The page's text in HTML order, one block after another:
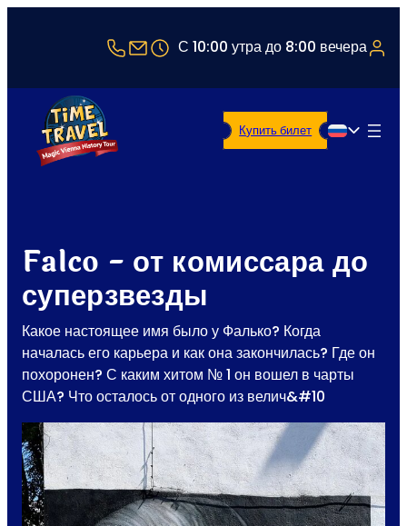
+43 1 5321514
office@timetravel-vienna.at
С 10:00 утра до 8:00 вечера
Русский
Купить билет
Falco - от комиссара до
суперзвезды
Какое настоящее имя было у Фалько? Когда
началась его карьера и как она закончилась? Где он
похоронен? С каким хитом № 1 он вошел в чарты
США? Что осталось от одного из велич&#10